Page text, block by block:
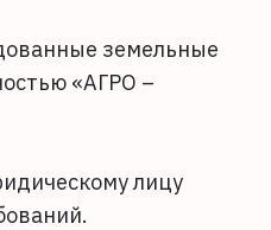
земельные
«АГРО –
лицу